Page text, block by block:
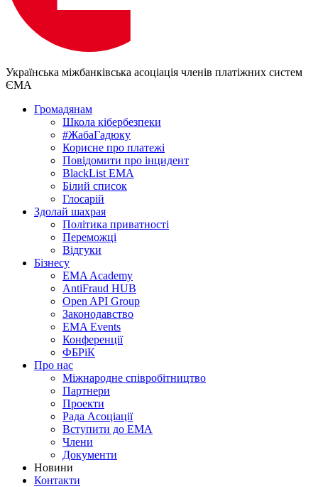
Українська міжбанківська асоціація членів платіжних систем
ЄМА
Громадянам
Школа кібербезпеки
#ЖабаГадюку
Корисне про платежі
Повідомити про інцидент
BlackList EMA
Білий список
Глосарій
Здолай шахрая
Політика приватності
Переможцi
Відгуки
Бізнесу
EMA Academy
AntiFraud HUB
Open API Group
Законодавство
EMA Events
Конференції
ФБРіК
Про нас
Міжнародне співробітництво
Партнери
Проекти
Рада Асоціації
Вступити до ЕМА
Члени
Документи
Новини
Контакти